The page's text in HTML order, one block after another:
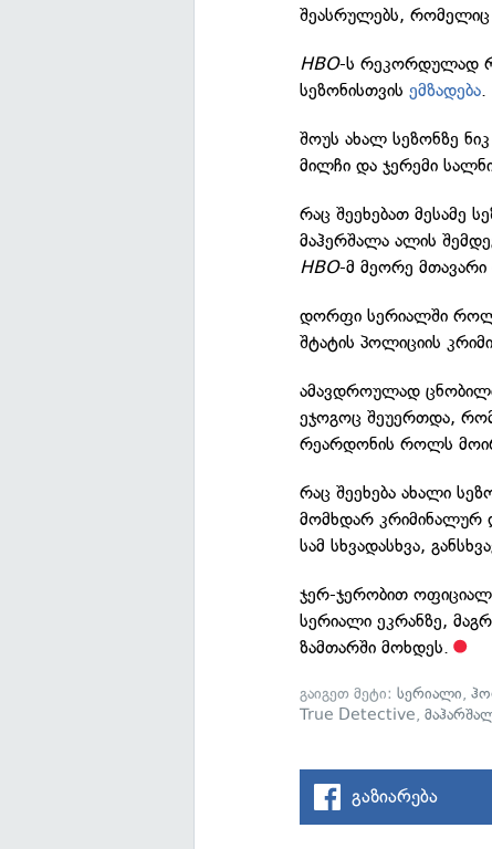
შეასრულებს, რომელიც
HBO-ს რეკორდულად
სეზონისთვისემზადება.
შოუს ახალ სეზონზე
მილჩი და ჯერემი
რაც შეეხებათ მესამე
მაჰერშალა ალის
HBO-მ მეორე
დორფი სერიალში
შტატის პოლიციის
ამავდროულად ცნობილი
ეჯოგოც შეუერთდა,
რეარდონის როლს
რაც შეეხება ახალი
მომხდარ კრიმინალურ
სამ სხვადასხვა,
ჯერ-ჯერობით
სერიალი ეკრანზე,
ზამთარში მოხდეს.
გაიგეთ მეტი:სერიალი,
True Detective,
გაზიარება